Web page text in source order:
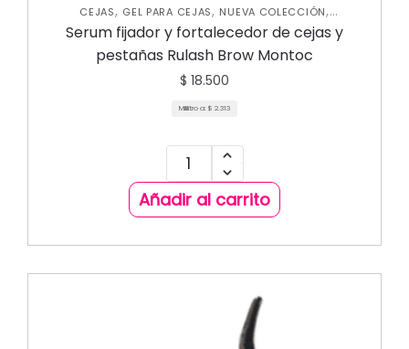
CEJAS, GEL PARA CEJAS, NUEVA COLECCIÓN,
TRATAMIENTOS DE CEJAS Y PESTAÑAS
Serum fijador y fortalecedor de cejas y
pestañas Rulash Brow Montoc
$ 18.500
Mililitro a: $ 2.313
Añadir al carrito